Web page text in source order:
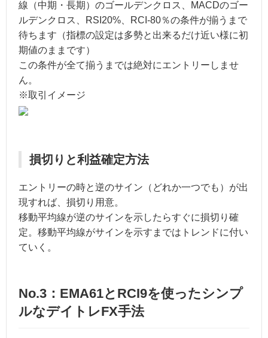
線（中期・長期）のゴールデンクロス、MACDのゴー
ルデンクロス、RSI20%、RCI-80％の条件が揃うまで
待ちます（指標の設定は多勢と出来るだけ近い様に初
期値のままです）
この条件が全て揃うまでは絶対にエントリーしませ
ん。
※取引イメージ
損切りと利益確定方法
エントリーの時と逆のサイン（どれか一つでも）が出
現すれば、損切り用意。
移動平均線が逆のサインを示したらすぐに損切り確
定。移動平均線がサインを示すまではトレンドに付い
ていく。
No.3：EMA61とRCI9を使ったシンプ
ルなデイトレFX手法